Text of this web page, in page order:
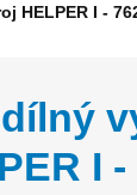
HELPER I -
I -